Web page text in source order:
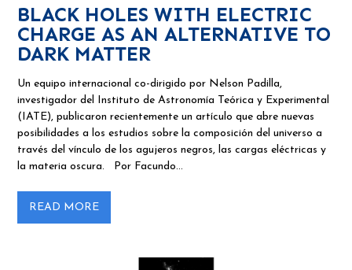
BLACK HOLES WITH ELECTRIC
CHARGE AS AN ALTERNATIVE TO
DARK MATTER
Un equipo internacional co-dirigido por Nelson Padilla,
investigador del Instituto de Astronomía Teórica y Experimental
(IATE), publicaron recientemente un artículo que abre nuevas
posibilidades a los estudios sobre la composición del universo a
través del vínculo de los agujeros negros, las cargas eléctricas y
la materia oscura. Por Facundo…
READ MORE